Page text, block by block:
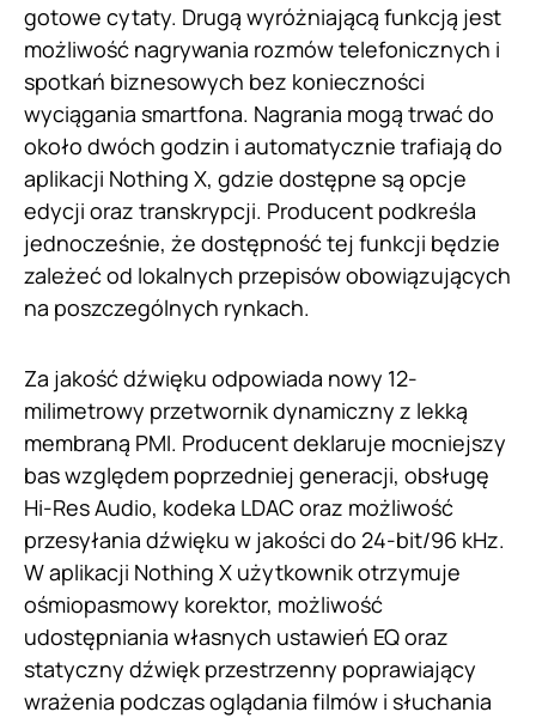
gotowe cytaty. Drugą wyróżniającą funkcją jest
możliwość nagrywania rozmów telefonicznych i
spotkań biznesowych bez konieczności
wyciągania smartfona. Nagrania mogą trwać do
około dwóch godzin i automatycznie trafiają do
aplikacji Nothing X, gdzie dostępne są opcje
edycji oraz transkrypcji. Producent podkreśla
jednocześnie, że dostępność tej funkcji będzie
zależeć od lokalnych przepisów obowiązujących
na poszczególnych rynkach.
Za jakość dźwięku odpowiada nowy 12-
milimetrowy przetwornik dynamiczny z lekką
membraną PMI. Producent deklaruje mocniejszy
bas względem poprzedniej generacji, obsługę
Hi-Res Audio, kodeka LDAC oraz możliwość
przesyłania dźwięku w jakości do 24-bit/96 kHz.
W aplikacji Nothing X użytkownik otrzymuje
ośmiopasmowy korektor, możliwość
udostępniania własnych ustawień EQ oraz
statyczny dźwięk przestrzenny poprawiający
wrażenia podczas oglądania filmów i słuchania